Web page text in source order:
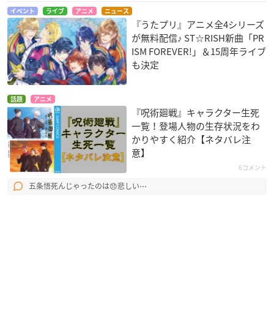
イベント ライブ アニメ ニュース
『うたプリ』アニメ全4シリーズ
が無料配信♪ ST☆RISH新曲「PR
ISM FOREVER!」＆15周年ライブ
も決定
話題 アニメ
『呪術廻戦』キャラクター生死
一覧！登場人物の生存状況をわ
かりやすく紹介【ネタバレ注
意】
6コメント
五条悟死んじゃったのは😞悲しい⋯